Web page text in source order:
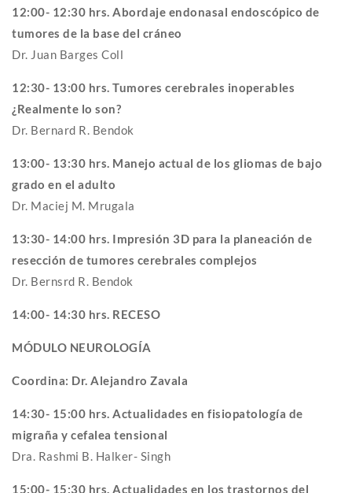
12:00- 12:30 hrs. Abordaje endonasal endoscópico de
tumores de la base del cráneo
Dr. Juan Barges Coll
12:30- 13:00 hrs. Tumores cerebrales inoperables
¿Realmente lo son?
Dr. Bernard R. Bendok
13:00- 13:30 hrs. Manejo actual de los gliomas de bajo
grado en el adulto
Dr. Maciej M. Mrugala
13:30- 14:00 hrs. Impresión 3D para la planeación de
resección de tumores cerebrales complejos
Dr. Bernsrd R. Bendok
14:00- 14:30 hrs. RECESO
MÓDULO NEUROLOGÍA
Coordina: Dr. Alejandro Zavala
14:30- 15:00 hrs. Actualidades en fisiopatología de
migraña y cefalea tensional
Dra. Rashmi B. Halker- Singh
15:00- 15:30 hrs. Actualidades en los trastornos del